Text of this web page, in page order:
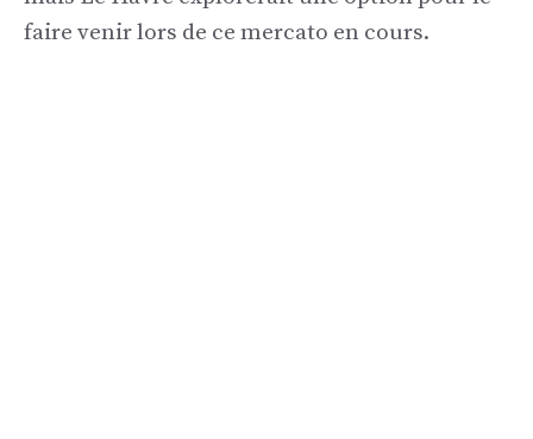
faire venir lors de ce mercato en cours.